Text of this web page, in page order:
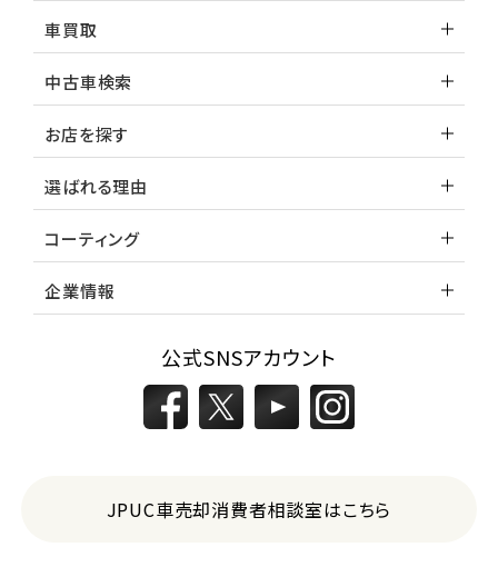
車買取
中古車検索
お店を探す
選ばれる理由
コーティング
企業情報
公式SNSアカウント
JPUC車売却消費者相談室はこちら